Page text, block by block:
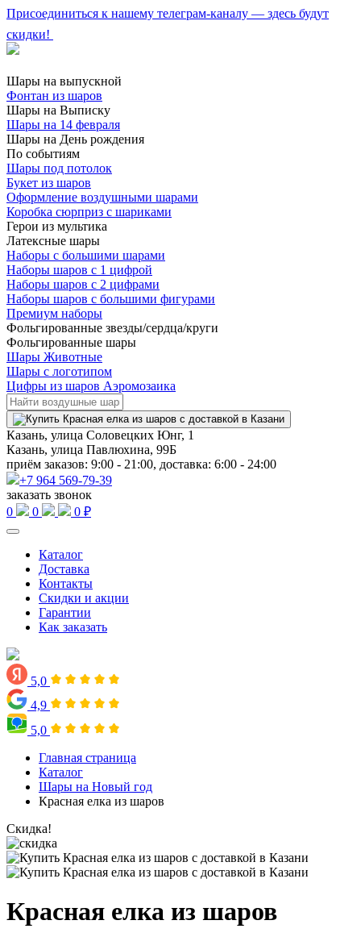
Присоединиться к нашему телеграм-каналу — здесь будут
скидки!
Шары на выпускной
Фонтан из шаров
Шары на Выписку
Шары на 14 февраля
Шары на День рождения
По событиям
Шары под потолок
Букет из шаров
Оформление воздушными шарами
Коробка сюрприз с шариками
Герои из мультика
Латексные шары
Наборы с большими шарами
Наборы шаров с 1 цифрой
Наборы шаров с 2 цифрами
Наборы шаров с большими фигурами
Премиум наборы
Фольгированные звезды/сердца/круги
Фольгированные шары
Шары Животные
Шары с логотипом
Цифры из шаров Аэромозаика
Казань, улица Соловецких Юнг, 1
Казань, улица Павлюхина, 99Б
приём заказов: 9:00 - 21:00, доставка: 6:00 - 24:00
+7 964 569-79-39
заказать звонок
0
0 0 ₽
Каталог
Доставка
Контакты
Скидки и акции
Гарантии
Как заказать
5,0
4,9
5,0
Главная страница
Каталог
Шары на Новый год
Красная елка из шаров
Скидка!
Красная елка из шаров